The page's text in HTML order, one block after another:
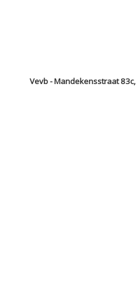
Vevb - Mandekensstraat